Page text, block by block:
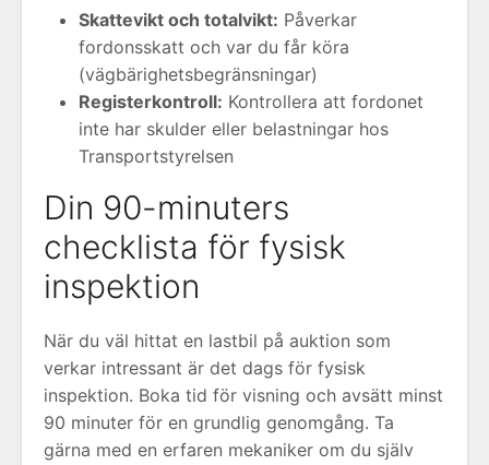
Skattevikt och totalvikt: Påverkar
fordonsskatt och var du får köra
(vägbärighetsbegränsningar)
Registerkontroll: Kontrollera att fordonet
inte har skulder eller belastningar hos
Transportstyrelsen
Din 90-minuters
checklista för fysisk
inspektion
När du väl hittat en lastbil på auktion som
verkar intressant är det dags för fysisk
inspektion. Boka tid för visning och avsätt minst
90 minuter för en grundlig genomgång. Ta
gärna med en erfaren mekaniker om du själv